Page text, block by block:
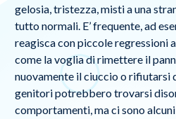
gelosia, tristezza, misti a una
tutto normali. E’ frequente, ad
reagisca con piccole regressioni
come la voglia di rimettere il
nuovamente il ciuccio o rifiutarsi
genitori potrebbero trovarsi
comportamenti, ma ci sono alcuni